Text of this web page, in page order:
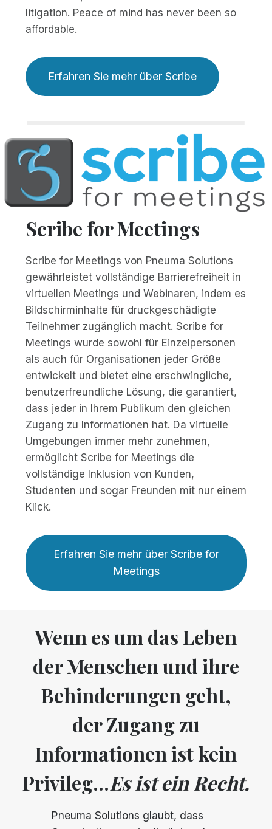
litigation. Peace of mind has never been so
affordable.
Erfahren Sie mehr über Scribe
Scribe for Meetings
Scribe for Meetings von Pneuma Solutions
gewährleistet vollständige Barrierefreiheit in
virtuellen Meetings und Webinaren, indem es
Bildschirminhalte für druckgeschädigte
Teilnehmer zugänglich macht. Scribe for
Meetings wurde sowohl für Einzelpersonen
als auch für Organisationen jeder Größe
entwickelt und bietet eine erschwingliche,
benutzerfreundliche Lösung, die garantiert,
dass jeder in Ihrem Publikum den gleichen
Zugang zu Informationen hat. Da virtuelle
Umgebungen immer mehr zunehmen,
ermöglicht Scribe for Meetings die
vollständige Inklusion von Kunden,
Studenten und sogar Freunden mit nur einem
Klick.
Erfahren Sie mehr über Scribe for
Meetings
Wenn es um das Leben
der Menschen und ihre
Behinderungen geht,
der Zugang zu
Informationen ist kein
Privileg...Es ist ein Recht.
Pneuma Solutions glaubt, dass